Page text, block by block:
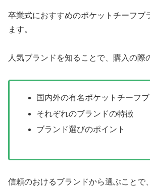
卒業式におすすめのポケットチーフブ
ます。
人気ブランドを知ることで、購入の際
国内外の有名ポケットチーフ
それぞれのブランドの特徴
ブランド選びのポイント
信頼のおけるブランドから選ぶことで